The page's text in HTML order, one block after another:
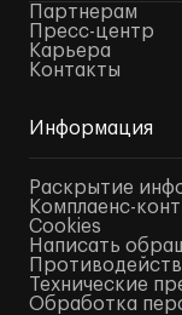
Партнерам
Пресс-центр
Карьера
Контакты
Информация
Раскрытие
Комплаенс-
Cookies
Написать
Технические
Обработка